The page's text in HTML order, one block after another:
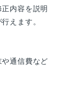
内容を説明
えます。
や通信費など